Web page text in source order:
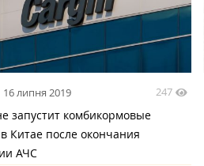
16 липня 2019 247
запустит комбикормовые
Китае после окончания
АЧС